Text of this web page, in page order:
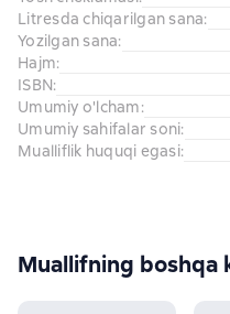
Litresda chiqarilgan sana:
Yozilgan sana:
Hajm:
ISBN:
Umumiy o'lcham:
Umumiy sahifalar soni:
Mualliflik huquqi egasi:
Muallifning boshqa